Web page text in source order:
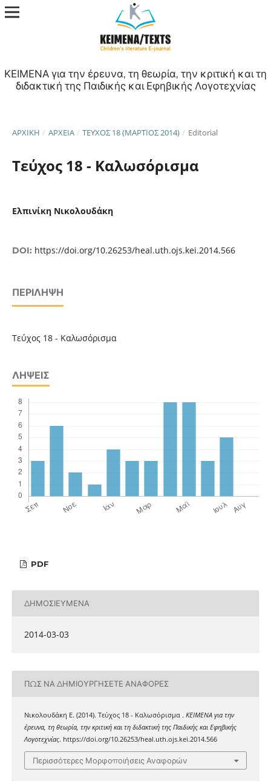
ΚΕΙΜΕΝΑ για την έρευνα, τη θεωρία, την κριτική και τη
διδακτική της Παιδικής και Εφηβικής Λογοτεχνίας
ΑΡΧΙΚΉ / ΑΡΧΕΊΑ / ΤΕΎΧΟΣ 18 (ΜΆΡΤΙΟΣ 2014) / Editorial
Τεύχος 18 - Καλωσόρισμα
Ελπινίκη Νικολουδάκη
DOI: https://doi.org/10.26253/heal.uth.ojs.kei.2014.566
ΠΕΡΊΛΗΨΗ
Τεύχος 18 - Καλωσόρισμα
ΛΉΨΕΙΣ
PDF
ΔΗΜΟΣΙΕΥΜΈΝΑ
2014-03-03
ΠΏΣ ΝΑ ΔΗΜΙΟΥΡΓΉΣΕΤΕ ΑΝΑΦΟΡΈΣ
Νικολουδάκη Ε. (2014). Τεύχος 18 - Καλωσόρισμα . ΚΕΙΜΕΝΑ για την
έρευνα, τη θεωρία, την κριτική και τη διδακτική της Παιδικής και Εφηβικής
Λογοτεχνίας. https://doi.org/10.26253/heal.uth.ojs.kei.2014.566
Περισσότερες Μορφοποιήσεις Αναφορών